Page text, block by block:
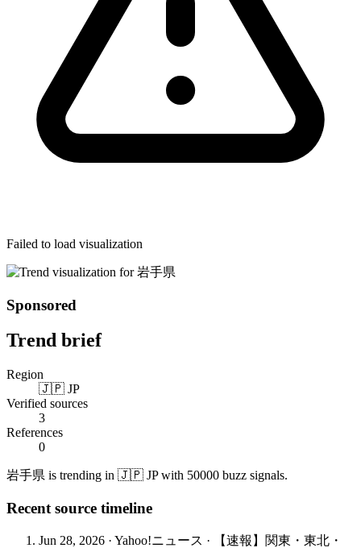
Failed to load visualization
Sponsored
Trend brief
Region
🇯🇵 JP
Verified sources
3
References
0
岩手県 is trending in 🇯🇵 JP with 50000 buzz signals.
Recent source timeline
Jun 28, 2026 · Yahoo!ニュース ·
【速報】関東・東北・